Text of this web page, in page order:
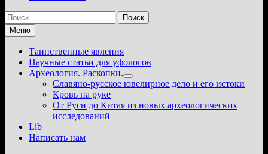
Найти:
Меню
Таинственные явления
Научные статьи для уфологов
Археология. Раскопки.
Показать
подменю
Славяно-русское ювелирное дело и его истоки
Кровь на руке
От Руси до Китая из новых археологических
исследований
Lib
Написать нам